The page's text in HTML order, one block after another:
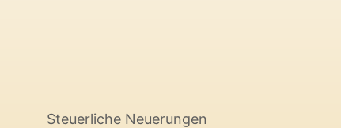
Steuerliche Neuerungen